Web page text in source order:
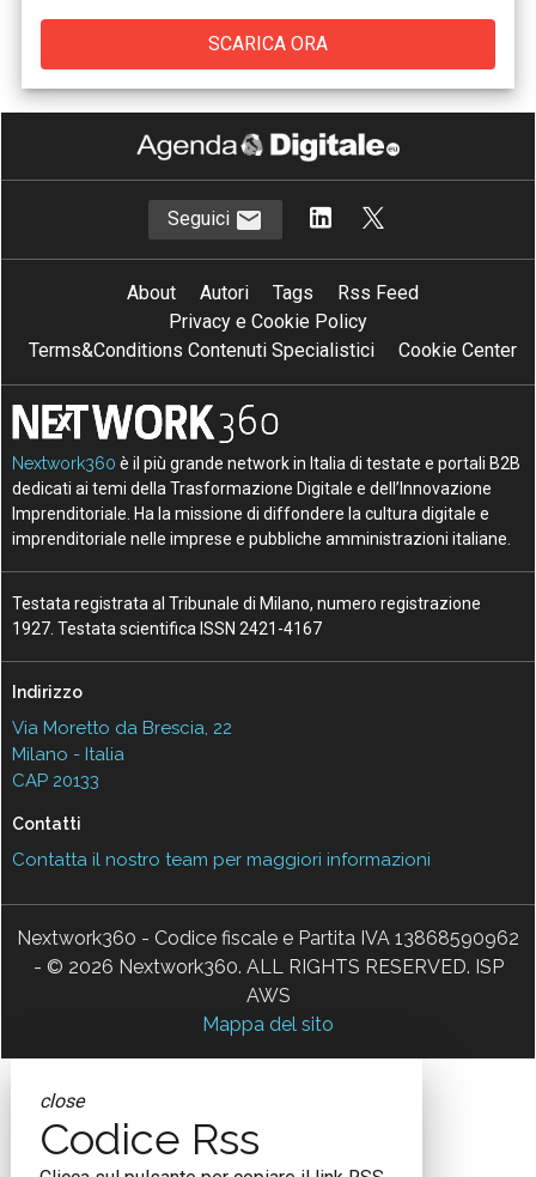
Seguici
About Autori Tags
Rss Feed
Privacy e Cookie Policy
Terms&Conditions Contenuti Specialistici
Cookie Center
Nextwork360 è il più grande network in Italia di testate e portali B2B
dedicati ai temi della Trasformazione Digitale e dell’Innovazione
Imprenditoriale. Ha la missione di diffondere la cultura digitale e
imprenditoriale nelle imprese e pubbliche amministrazioni italiane.
Testata registrata al Tribunale di Milano, numero registrazione
1927. Testata scientifica ISSN 2421-4167
Indirizzo
Via Moretto da Brescia, 22
Milano - Italia
CAP 20133
Contatti
Contatta il nostro team per maggiori informazioni
Nextwork360 - Codice fiscale e Partita IVA 13868590962
- © 2026 Nextwork360. ALL RIGHTS RESERVED. ISP
AWS
Mappa del sito
close
Codice Rss